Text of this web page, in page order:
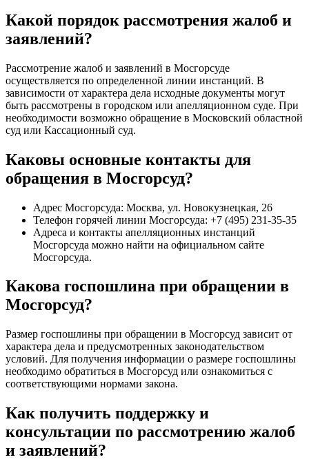
Какой порядок рассмотрения жалоб и
заявлений?
Рассмотрение жалоб и заявлений в Мосгорсуде
осуществляется по определенной линии инстанций. В
зависимости от характера дела исходные документы могут
быть рассмотрены в городском или апелляционном суде. При
необходимости возможно обращение в Московский областной
суд или Кассационный суд.
Каковы основные контакты для
обращения в Мосгорсуд?
Адрес Мосгорсуда: Москва, ул. Новокузнецкая, 26
Телефон горячей линии Мосгорсуда: +7 (495) 231-35-35
Адреса и контакты апелляционных инстанций
Мосгорсуда можно найти на официальном сайте
Мосгорсуда.
Какова госпошлина при обращении в
Мосгорсуд?
Размер госпошлины при обращении в Мосгорсуд зависит от
характера дела и предусмотренных законодательством
условий. Для получения информации о размере госпошлины
необходимо обратиться в Мосгорсуд или ознакомиться с
соответствующими нормами закона.
Как получить поддержку и
консультации по рассмотрению жалоб
и заявлений?